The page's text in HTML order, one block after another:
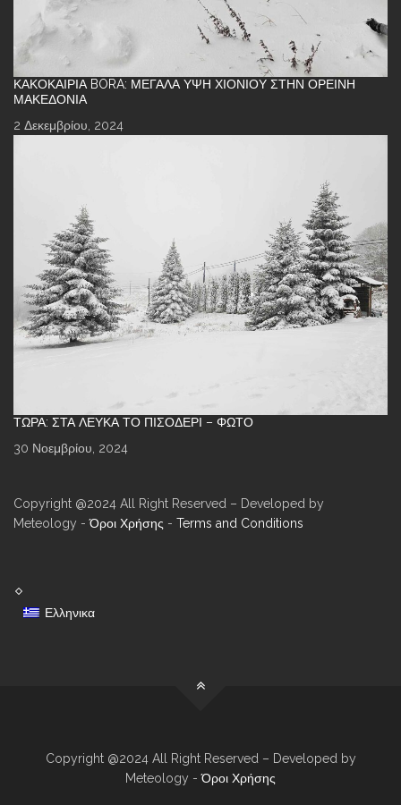
ΚΑΚΟΚΑΙΡΊΑ BORA: ΜΕΓΆΛΑ ΎΨΗ ΧΙΟΝΙΟΎ ΣΤΗΝ ΟΡΕΙΝΉ
ΜΑΚΕΔΟΝΊΑ
2 Δεκεμβρίου, 2024
ΤΏΡΑ: ΣΤΑ ΛΕΥΚΆ ΤΟ ΠΙΣΟΔΈΡΙ – ΦΩΤΌ
30 Νοεμβρίου, 2024
Copyright @2024 All Right Reserved – Developed by
Meteology -Όροι Χρήσης - Terms and Conditions
Ελληνικα
Copyright @2024 All Right Reserved – Developed by
Meteology -Όροι Χρήσης